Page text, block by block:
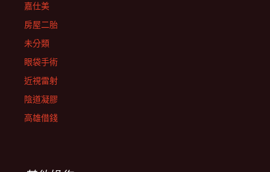
嘉仕美
房屋二胎
未分類
眼袋手術
近視雷射
陰道凝膠
高雄借錢